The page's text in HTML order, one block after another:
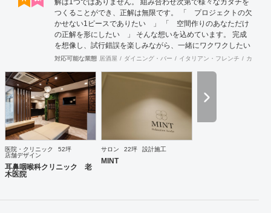
解は1つではありません。 組み合わせ次第で様々なカタチを
つくることができ、正解は無限です。 「 プロジェクトの欠
かせない1ピースでありたい 」 「 空間作りのあなただけ
の正解を形にしたい 」 そんな想いを込めています。 完成
を想像し、試行錯誤を楽しみながら、 ​一緒にワクワクしたい
と思っています。
対応可能な業態 居酒屋 ダイニング・バー イタリアン・フレンチ カフェ
医院・クリニック
52坪
店舗デザイン
耳鼻咽喉科クリニック 老
木医院
サロン 22坪 設計施工
MINT